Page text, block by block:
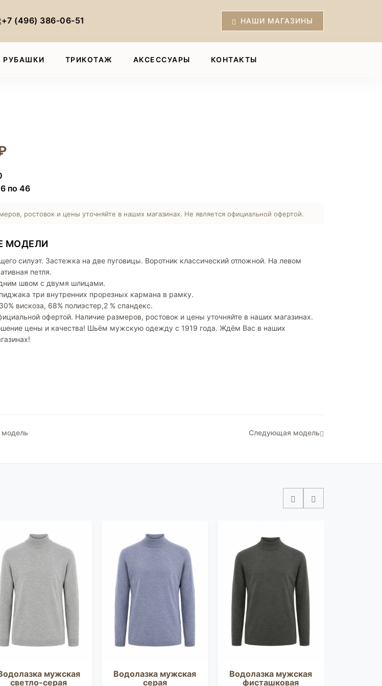
+7 (496) 386-06-51 НАШИ МАГАЗИНЫ
РУБАШКИ ТРИКОТАЖ АКСЕССУАРЫ КОНТАКТЫ
по 46
ростовок и цены уточняйте в наших магазинах. Не является официальной офертой.
МОДЕЛИ
силуэт. Застежка на две пуговицы. Воротник классический отложной. На левом
петля.
швом с двумя шлицами.
три внутренних прорезных кармана в рамку.
вискоза, 68% полиэстер,2 % спандекс.
офертой. Наличие размеров, ростовок и цены уточняйте в наших магазинах.
цены и качества! Шьём мужскую одежду с 1919 года. Ждём Вас в наших
Следующая модель
мужская
светло-серая
Водолазка мужская
серая
Водолазка мужская
фисташковая